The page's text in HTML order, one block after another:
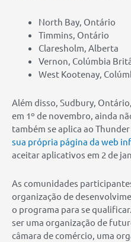
North Bay, Ontário
Timmins, Ontário
Claresholm, Alberta
Vernon, Colúmbia
West Kootenay,
Além disso, Sudbury,
em 1º de novembro, ainda
também se aplica ao
sua própria página da web
aceitar aplicativos em 2 de
As comunidades
organização de
o programa para se
ser uma organização de
câmara de comércio, uma